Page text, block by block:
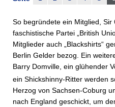
So begründete ein Mitglied, Sir
faschistische Partei „British
Mitglieder auch „Blackshirts“
Berlin Gelder bezog. Ein
Barry Domville, ein glühender
ein Shickshinny-Ritter werden
Herzog von Sachsen-Coburg
nach England geschickt, um